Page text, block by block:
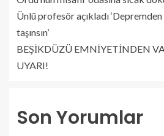
Ünlü profesör açıkladı
taşınsın’
BEŞİKDÜZÜ EMNİYETİNDEN
UYARI!
Son Yorumlar